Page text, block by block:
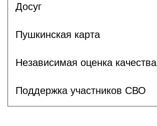
Досуг
Пушкинская карта
Независимая оценка качества
Поддержка участников СВО